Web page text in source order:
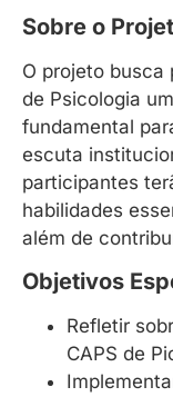
Sobre o
O projeto busca
de Psicologia
fundamental
escuta
participantes
habilidades
além de
Objetivos
Refletir
CAPS de